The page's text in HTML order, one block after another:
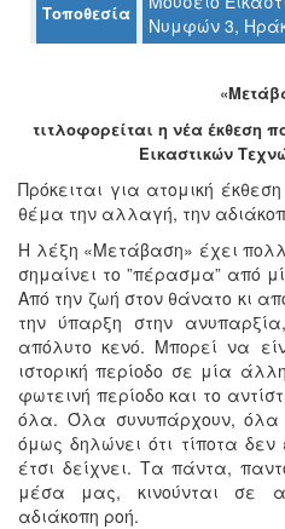
ΠΟΛΙΤΙΣΜΟΣ
ΑΝΘΕΚΤΙΚΗ
ΠΟΛΗ
Τοποθεσία
Νυμφών 3,
τιτλοφορείται η νέα έκθεση
Εικαστικών
Πρόκειται για ατομική
θέμα την αλλαγή, την
Η λέξη «Μετάβαση» έχει
σημαίνει το ”πέρασμα” από
Από την ζωή στον θάνατο κι
την ύπαρξη στην
απόλυτο κενό. Μπορεί να
ιστορική περίοδο σε μία
φωτεινή περίοδο και το
όλα. Όλα συνυπάρχουν,
όμως δηλώνει ότι τίποτα
έτσι δείχνει. Τα πάντα,
μέσα μας, κινούνται σε
αδιάκοπη ροή.